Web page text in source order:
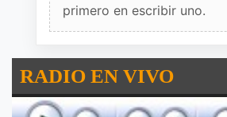
primero en escribir uno.
RADIO EN VIVO